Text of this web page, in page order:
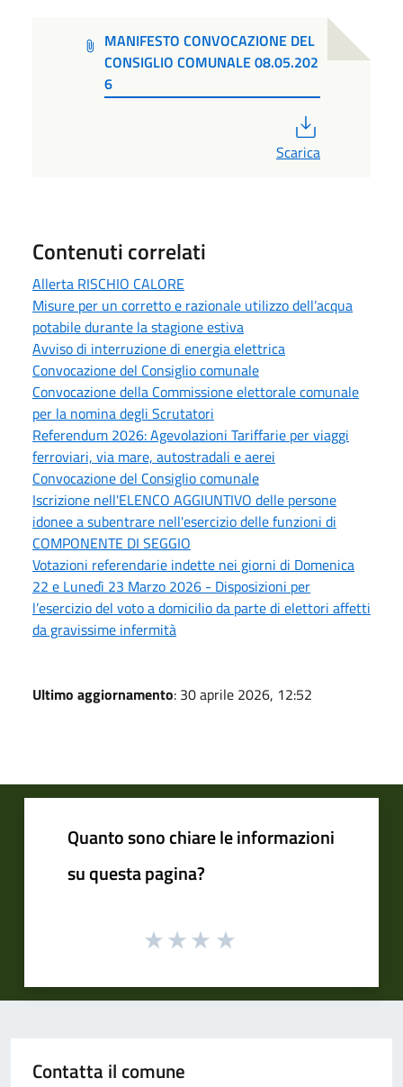
MANIFESTO CONVOCAZIONE DEL
CONSIGLIO COMUNALE 08.05.202
6
Scarica
Contenuti correlati
Allerta RISCHIO CALORE
Misure per un corretto e razionale utilizzo dell’acqua
potabile durante la stagione estiva
Avviso di interruzione di energia elettrica
Convocazione del Consiglio comunale
Convocazione della Commissione elettorale comunale
per la nomina degli Scrutatori
Referendum 2026: Agevolazioni Tariffarie per viaggi
ferroviari, via mare, autostradali e aerei
Convocazione del Consiglio comunale
Iscrizione nell'ELENCO AGGIUNTIVO delle persone
idonee a subentrare nell'esercizio delle funzioni di
COMPONENTE DI SEGGIO
Votazioni referendarie indette nei giorni di Domenica
22 e Lunedì 23 Marzo 2026 - Disposizioni per
l’esercizio del voto a domicilio da parte di elettori affetti
da gravissime infermità
Ultimo aggiornamento: 30 aprile 2026, 12:52
Quanto sono chiare le informazioni
su questa pagina?
Contatta il comune